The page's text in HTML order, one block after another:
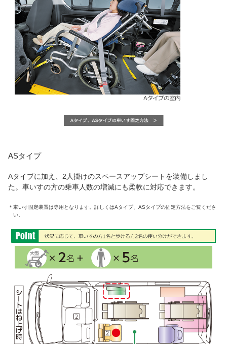
ASタイプ
Aタイプに加え、2人掛けのスペースアップシートを装備しまし
た。車いすの方の乗車人数の増減にも柔軟に対応できます。
＊ 車いす固定装置は専用となります。詳しくはAタイプ、ASタイプの固定方法をご覧くださ
い。